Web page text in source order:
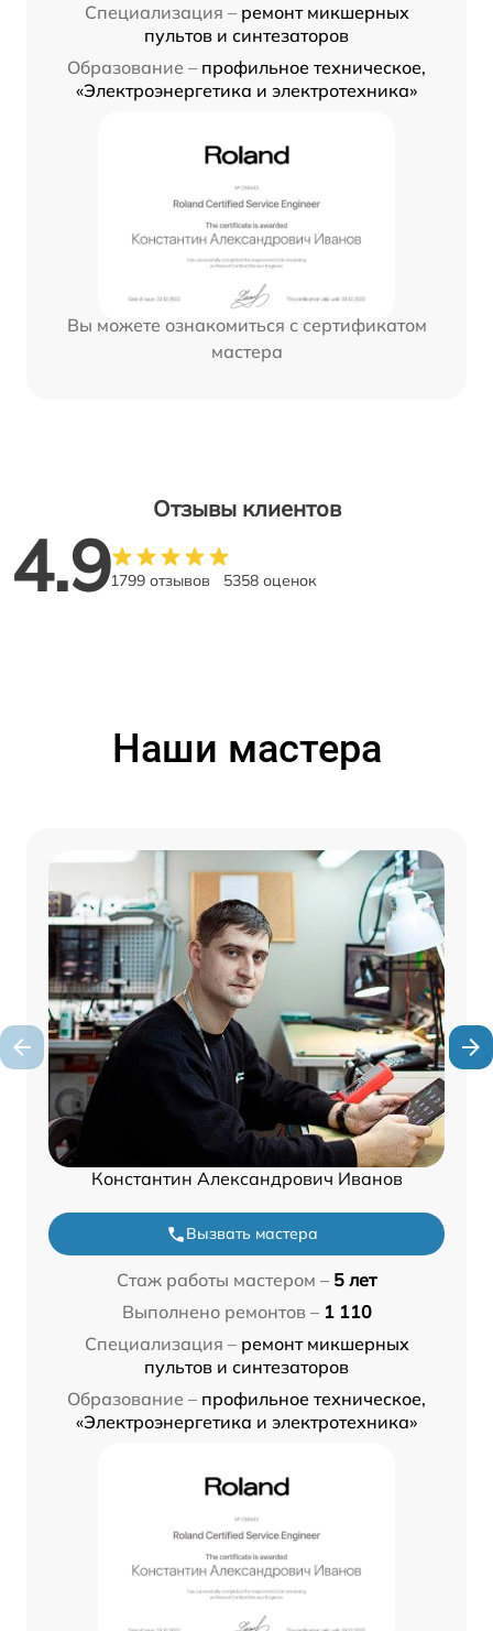
Специализация – ремонт микшерных
пультов и синтезаторов
Образование – профильное техническое,
«Электроэнергетика и электротехника»
Вы можете ознакомиться с сертификатом
мастера
Отзывы клиентов
4.91799 отзывов 5358 оценок
Наши мастера
Константин Александрович Иванов
Вызвать мастера
Стаж работы мастером – 5 лет
Выполнено ремонтов – 1 110
Специализация – ремонт микшерных
пультов и синтезаторов
Образование – профильное техническое,
«Электроэнергетика и электротехника»